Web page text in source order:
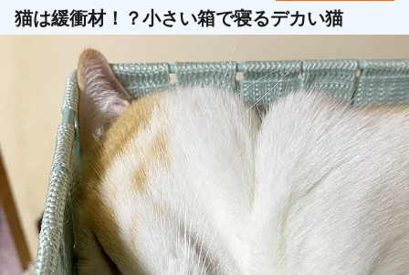
猫は緩衝材！？小さい箱で寝るデカい猫